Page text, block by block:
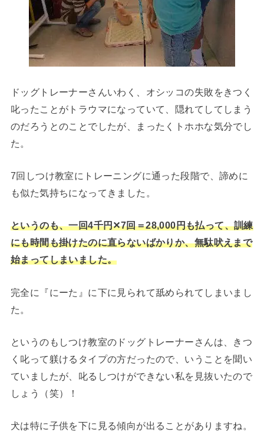
ドッグトレーナーさんいわく、オシッコの失敗をきつく
叱ったことがトラウマになっていて、隠れてしてしまう
のだろうとのことでしたが、まったくトホホな気分でし
た。
7回しつけ教室にトレーニングに通った段階で、諦めに
も似た気持ちになってきました。
というのも、一回4千円✕7回＝28,000円も払って、訓練
にも時間も掛けたのに直らないばかりか、無駄吠えまで
始まってしまいました。
完全に『にーた』に下に見られて舐められてしまいまし
た。
というのもしつけ教室のドッグトレーナーさんは、きつ
く叱って躾けるタイプの方だったので、いうことを聞い
ていましたが、叱るしつけができない私を見抜いたので
しょう（笑）！
犬は特に子供を下に見る傾向が出ることがありますね。